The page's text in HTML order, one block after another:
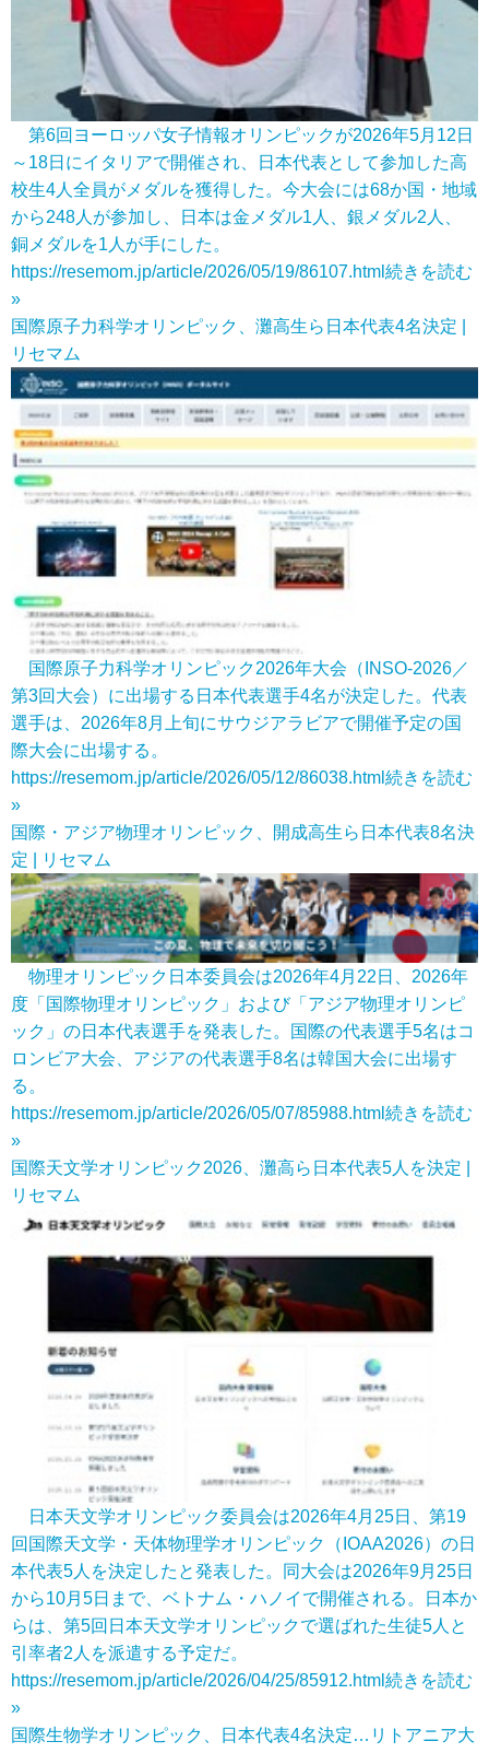
第6回ヨーロッパ女子情報オリンピックが2026年5月12日
～18日にイタリアで開催され、日本代表として参加した高
校生4人全員がメダルを獲得した。今大会には68か国・地域
から248人が参加し、日本は金メダル1人、銀メダル2人、
銅メダルを1人が手にした。
https://resemom.jp/article/2026/05/19/86107.html 続きを読む
»
国際原子力科学オリンピック、灘高生ら日本代表4名決定 |
リセマム
国際原子力科学オリンピック2026年大会（INSO-2026／
第3回大会）に出場する日本代表選手4名が決定した。代表
選手は、2026年8月上旬にサウジアラビアで開催予定の国
際大会に出場する。
https://resemom.jp/article/2026/05/12/86038.html 続きを読む
»
国際・アジア物理オリンピック、開成高生ら日本代表8名決
定 | リセマム
物理オリンピック日本委員会は2026年4月22日、2026年
度「国際物理オリンピック」および「アジア物理オリンピ
ック」の日本代表選手を発表した。国際の代表選手5名はコ
ロンビア大会、アジアの代表選手8名は韓国大会に出場す
る。
https://resemom.jp/article/2026/05/07/85988.html 続きを読む
»
国際天文学オリンピック2026、灘高ら日本代表5人を決定 |
リセマム
日本天文学オリンピック委員会は2026年4月25日、第19
回国際天文学・天体物理学オリンピック（IOAA2026）の日
本代表5人を決定したと発表した。同大会は2026年9月25日
から10月5日まで、ベトナム・ハノイで開催される。日本か
らは、第5回日本天文学オリンピックで選ばれた生徒5人と
引率者2人を派遣する予定だ。
https://resemom.jp/article/2026/04/25/85912.html 続きを読む
»
国際生物学オリンピック、日本代表4名決定…リトアニア大